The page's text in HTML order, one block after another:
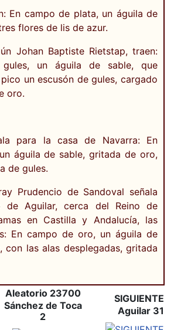
En campo de plata, un águila de
flores de lis de azur.
Johan Baptiste Rietstap, traen:
un águila de sable, que
un escusón de gules, cargado
oro.
para la casa de Navarra: En
águila de sable, gritada de oro,
de gules.
Prudencio de Sandoval señala
de Aguilar, cerca del Reino de
en Castilla y Andalucía, las
En campo de oro, un águila de
con las alas desplegadas, gritada
Aleatorio 23700
Sánchez de Toca
2
SIGUIENTE
Aguilar 31